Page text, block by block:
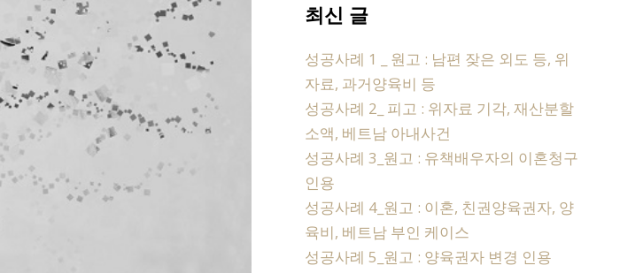
최신 글
성공사례 1 _ 원고 : 남편 잦은 외도 등, 위
자료, 과거양육비 등
성공사례 2_ 피고 : 위자료 기각, 재산분할
소액, 베트남 아내사건
성공사례 3_원고 : 유책배우자의 이혼청구
인용
성공사례 4_원고 : 이혼, 친권양육권자, 양
육비, 베트남 부인 케이스
성공사례 5_원고 : 양육권자 변경 인용